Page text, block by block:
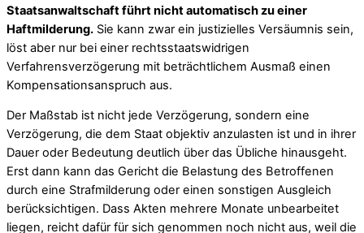
Staatsanwaltschaft führt nicht automatisch zu einer
Haftmilderung. Sie kann zwar ein justizielles Versäumnis sein,
löst aber nur bei einer rechtsstaatswidrigen
Verfahrensverzögerung mit beträchtlichem Ausmaß einen
Kompensationsanspruch aus.
Der Maßstab ist nicht jede Verzögerung, sondern eine
Verzögerung, die dem Staat objektiv anzulasten ist und in ihrer
Dauer oder Bedeutung deutlich über das Übliche hinausgeht.
Erst dann kann das Gericht die Belastung des Betroffenen
durch eine Strafmilderung oder einen sonstigen Ausgleich
berücksichtigen. Dass Akten mehrere Monate unbearbeitet
liegen, reicht dafür für sich genommen noch nicht aus, weil die